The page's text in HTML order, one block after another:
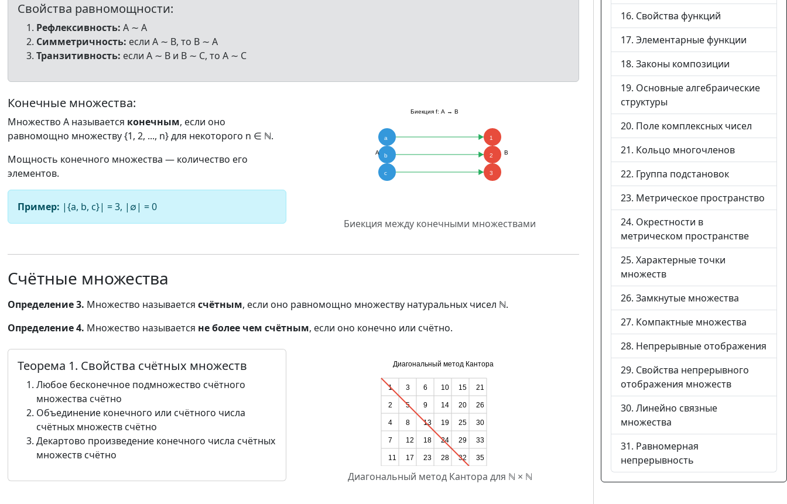
Свойства равномощности:
Рефлексивность: A ∼ A
Симметричность: если A ∼ B, то B ∼ A
Транзитивность: если A ∼ B и B ∼ C, то A ∼ C
Конечные множества:
Множество A называется конечным, если оно
равномощно множеству {1, 2, ..., n} для некоторого n ∈ ℕ.
Мощность конечного множества — количество его
элементов.
Пример: |{a, b, c}| = 3, |∅| = 0
Биекция между конечными множествами
Счётные множества
Определение 3. Множество называется счётным, если оно равномощно множеству натуральных чисел ℕ.
Определение 4. Множество называется не более чем счётным, если оно конечно или счётно.
Теорема 1. Свойства счётных множеств
Любое бесконечное подмножество счётного
множества счётно
Объединение конечного или счётного числа
счётных множеств счётно
Декартово произведение конечного числа счётных
множеств счётно
Диагональный метод Кантора для ℕ × ℕ
16. Свойства функций
17. Элементарные функции
18. Законы композиции
19. Основные алгебраические
структуры
20. Поле комплексных чисел
21. Кольцо многочленов
22. Группа подстановок
23. Метрическое пространство
24. Окрестности в
метрическом пространстве
25. Характерные точки
множеств
26. Замкнутые множества
27. Компактные множества
28. Непрерывные отображения
29. Свойства непрерывного
отображения множеств
30. Линейно связные
множества
31. Равномерная
непрерывность